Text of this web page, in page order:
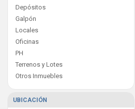
Depósitos
Galpón
Locales
Oficinas
PH
Terrenos y Lotes
Otros Inmuebles
UBICACIÓN